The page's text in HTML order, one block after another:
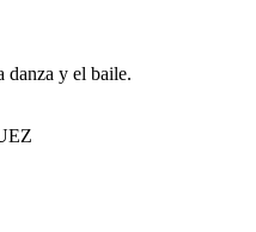
danza y el baile.